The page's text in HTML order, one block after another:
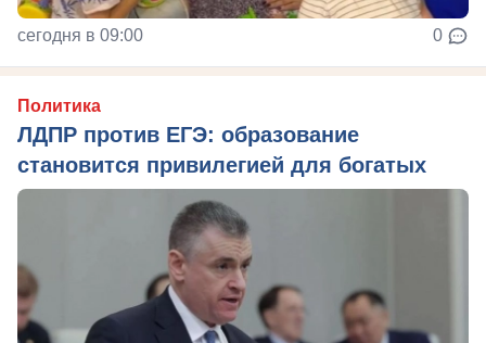
сегодня в 09:00 0
Политика
ЛДПР против ЕГЭ: образование
становится привилегией для богатых